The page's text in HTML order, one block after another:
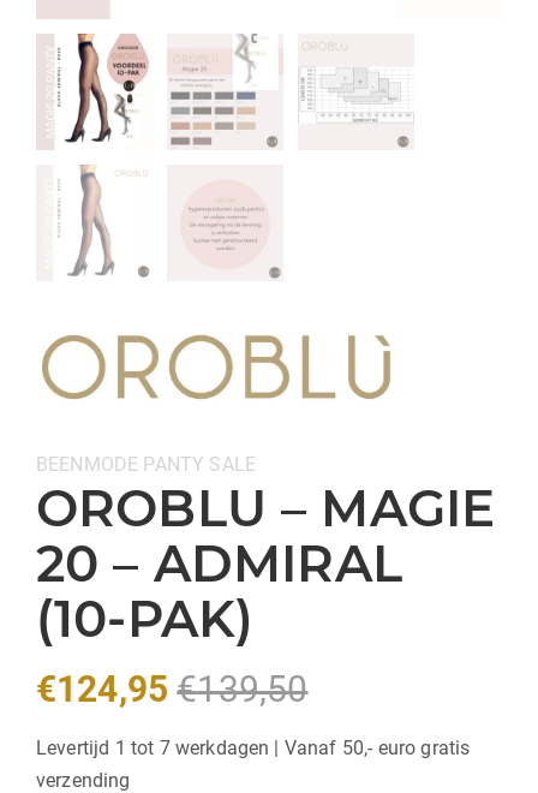
Categorieën:
BEENMODE PANTY SALE
OROBLU – MAGIE
20 – ADMIRAL
(10-PAK)
€124,95 €139,50
Levertijd 1 tot 7 werkdagen | Vanaf 50,- euro gratis
verzending